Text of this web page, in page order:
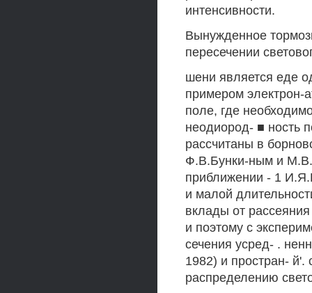
интенсивности.
Вынужденное
пересечении
шени является еде
примером электрон-
поле, где
неодиород- ■ ность
рассчитаны в
Ф.В.Бунки-ным и
приближении - 1
и малой
вклады от
и поэтому с
сечения усред- .
1982) и простран-
распределению